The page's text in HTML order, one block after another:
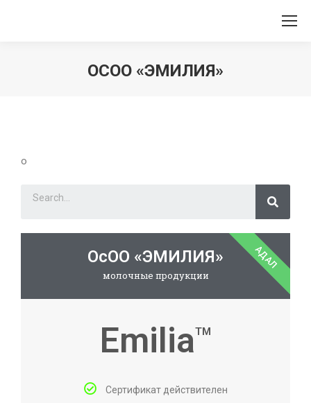
ОСОО «ЭМИЛИЯ»
о
ОсОО «ЭМИЛИЯ»
молочные продукции
EmiliaТМ
Сертификат действителен
АДАЛ